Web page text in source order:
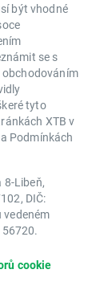
být vhodné
se s
obchodováním
tyto
XTB v
Podmínkách
8-Libeň,
DIČ:
cookie